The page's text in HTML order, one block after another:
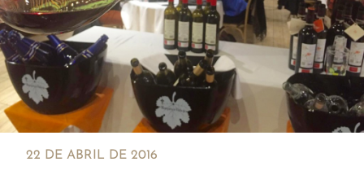
22 DE ABRIL DE 2016